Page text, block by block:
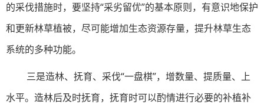
的采伐措施时，要坚持“采劣留优”的基本原则，有意识地保护
和更新林草植被，尽可能增加生态资源存量，提升林草生态
系统的多种功能。
三是造林、抚育、采伐“一盘棋”，增数量、提质量、上
水平。造林后及时抚育，抚育时可以酌情进行必要的补植补